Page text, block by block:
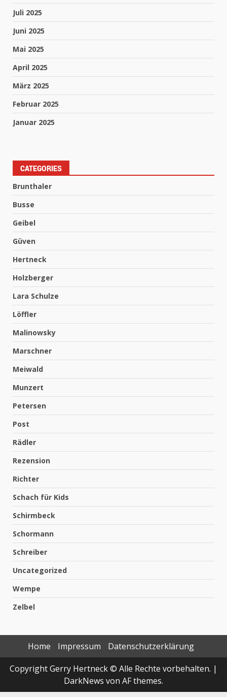
Juli 2025
Juni 2025
Mai 2025
April 2025
März 2025
Februar 2025
Januar 2025
CATEGORIES
Brunthaler
Busse
Geibel
Güven
Hertneck
Holzberger
Lara Schulze
Löffler
Malinowsky
Marschner
Meiwald
Munzert
Petersen
Post
Rädler
Rezension
Richter
Schach für Kids
Schirmbeck
Schormann
Schreiber
Uncategorized
Wempe
Zelbel
Home Impressum
Datenschutzerklärung
Copyright Gerry Hertneck © Alle Rechte vorbehalten. |
DarkNews von AF themes.